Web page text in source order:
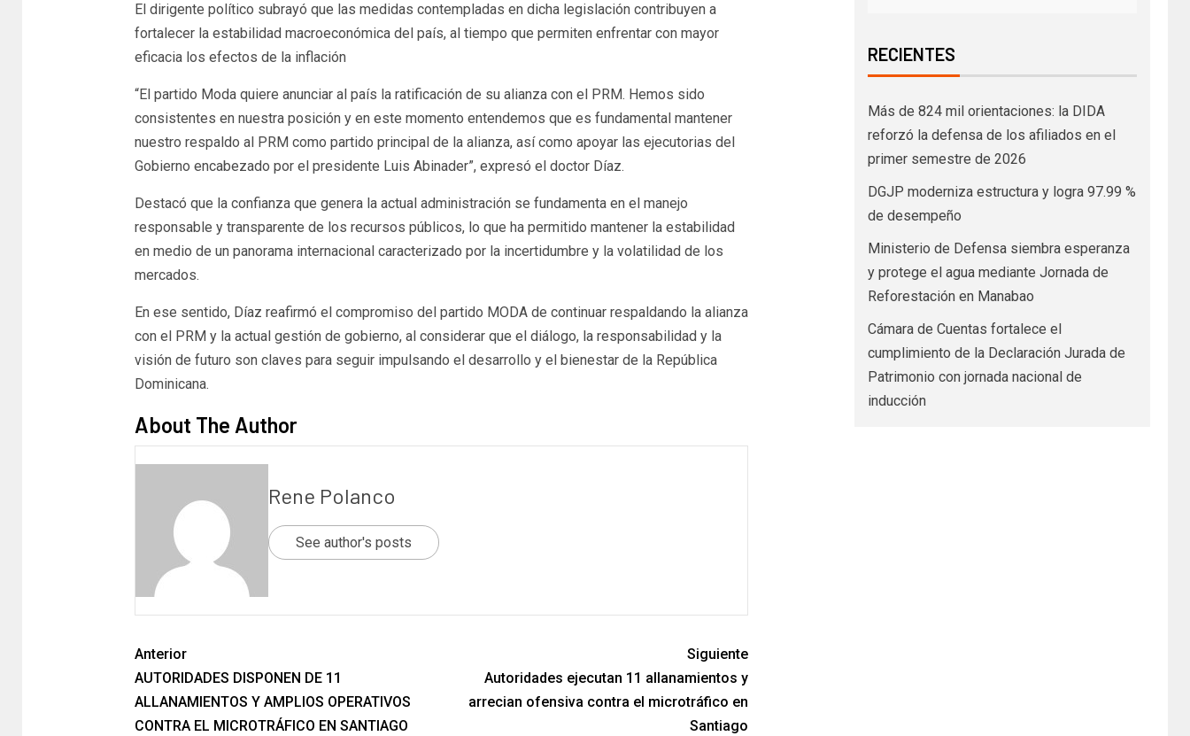
El dirigente político subrayó que las medidas contempladas en dicha legislación contribuyen a
fortalecer la estabilidad macroeconómica del país, al tiempo que permiten enfrentar con mayor
eficacia los efectos de la inflación
“El partido Moda quiere anunciar al país la ratificación de su alianza con el PRM. Hemos sido
consistentes en nuestra posición y en este momento entendemos que es fundamental mantener
nuestro respaldo al PRM como partido principal de la alianza, así como apoyar las ejecutorias del
Gobierno encabezado por el presidente Luis Abinader”, expresó el doctor Díaz.
Destacó que la confianza que genera la actual administración se fundamenta en el manejo
responsable y transparente de los recursos públicos, lo que ha permitido mantener la estabilidad
en medio de un panorama internacional caracterizado por la incertidumbre y la volatilidad de los
mercados.
En ese sentido, Díaz reafirmó el compromiso del partido MODA de continuar respaldando la alianza
con el PRM y la actual gestión de gobierno, al considerar que el diálogo, la responsabilidad y la
visión de futuro son claves para seguir impulsando el desarrollo y el bienestar de la República
Dominicana.
About The Author
Rene Polanco
See author's posts
Anterior
AUTORIDADES DISPONEN DE 11
ALLANAMIENTOS Y AMPLIOS OPERATIVOS
CONTRA EL MICROTRÁFICO EN SANTIAGO
Siguiente
Autoridades ejecutan 11 allanamientos y
arrecian ofensiva contra el microtráfico en
Santiago
RECIENTES
Más de 824 mil orientaciones: la DIDA
reforzó la defensa de los afiliados en el
primer semestre de 2026
DGJP moderniza estructura y logra 97.99 %
de desempeño
Ministerio de Defensa siembra esperanza
y protege el agua mediante Jornada de
Reforestación en Manabao
Cámara de Cuentas fortalece el
cumplimiento de la Declaración Jurada de
Patrimonio con jornada nacional de
inducción